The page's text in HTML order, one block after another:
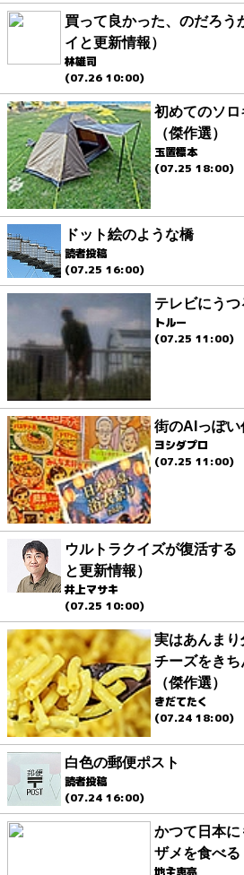
買って良かった、のだろう
イと更新情報）
林雄司
(07.26 10:00)
初めてのソ
（傑作選）
玉置標本
(07.25 18:00)
ドット絵のような橋
読者投稿
(07.25 16:00)
テレビにうつ
トルー
(07.25 11:00)
街のAIっぽ
ヨシダプロ
(07.25 11:00)
ウルトラクイズが復活する
と更新情報）
井上マサキ
(07.25 10:00)
実はあんま
チーズをきち
（傑作選）
きだてたく
(07.24 18:00)
白色の郵便ポスト
読者投稿
(07.24 16:00)
かつて日本
ザメを食べる